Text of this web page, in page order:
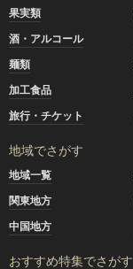
果実類
酒・アルコール
麺類
加工食品
旅行・チケット
地域でさがす
地域一覧
関東地方
中国地方
おすすめ特集でさがす